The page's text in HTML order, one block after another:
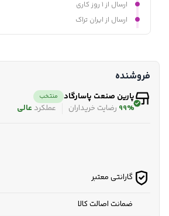
ارسال از ۱ روز کاری
ارسال از ایران تراک
فروشنده
پارین صنعت پاسارگاد منتخب
99% رضایت خریداران عملکرد عالی
گارانتی معتبر
ضمانت اصالت کالا